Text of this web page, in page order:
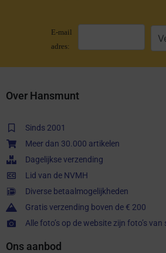
E-mail
adres:
Over Hansmunt
Sinds 2001
Meer dan 30.000 artikelen
Dagelijkse verzending
Lid van de NVMH
Diverse betaalmogelijkheden
Gratis verzending boven de € 200
Alle foto’s op de website zijn foto’s
Ons aanbod